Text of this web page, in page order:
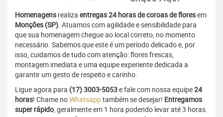
Homenagens realiza entregas 24 horas de coroas de floresem
Monções (SP). Atuamos com agilidade e sensibilidade para
que sua homenagem chegue ao local correto, no momento
necessário. Sabemos que este é um período delicado e, por
isso, cuidamos de tudo com atenção: flores frescas,
montagem imediata e uma equipe experiente dedicada a
garantir um gesto de respeito e carinho.
Ligue agora para (17) 3003-5053e fale com nossa equipe24
horas! Chame noWhatsapptambém se desejar! Entregamos
super rápido, geralmente em 1 hora podendo levar até 3 horas.